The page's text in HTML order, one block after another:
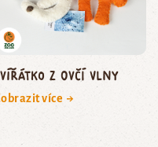
z ovčí vlny
více →